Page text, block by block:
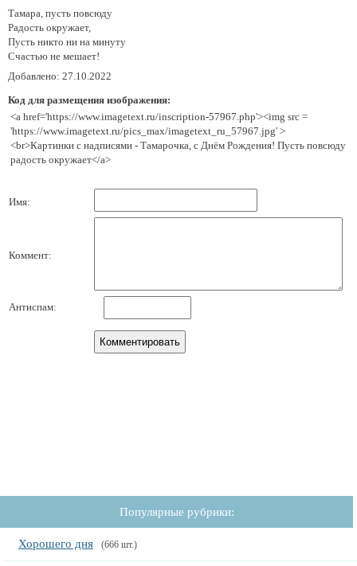
Тамара, пусть повсюду
Радость окружает,
Пусть никто ни на минуту
Счастью не мешает!
Добавлено: 27.10.2022
Код для размещения изображения:
<a href='https://www.imagetext.ru/inscription-57967.php'><img src =
'https://www.imagetext.ru/pics_max/imagetext_ru_57967.jpg' >
<br>Картинки с надписями - Тамарочка, с Днём Рождения! Пусть повсюду
радость окружает</a>
Имя:
Коммент:
Антиспам:
Популярные рубрики:
Хорошего дня (666 шт.)